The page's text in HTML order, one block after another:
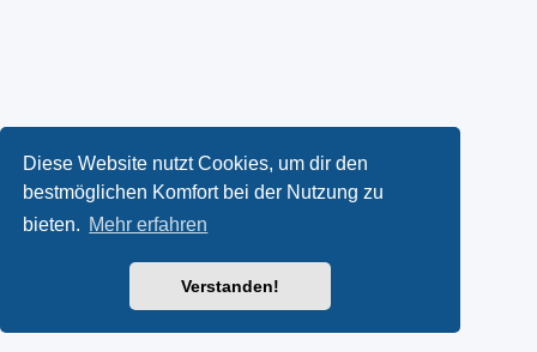
Diese Website nutzt Cookies, um dir den
bestmöglichen Komfort bei der Nutzung zu
bieten. Mehr erfahren
Verstanden!